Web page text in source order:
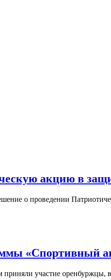
акцию в
о проведении
«Спортивный
участие оренбуржцы,